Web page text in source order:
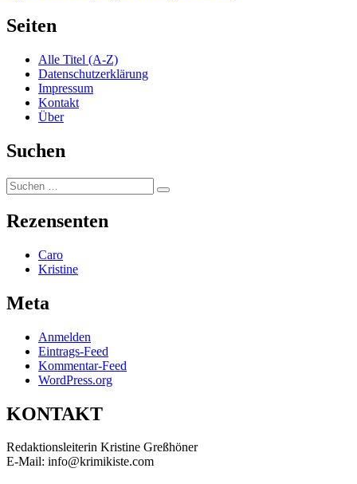
Seiten
Alle Titel (A-Z)
Datenschutzerklärung
Impressum
Kontakt
Über
Suchen
Suchen
nach:
Suchen
Rezensenten
Caro
Kristine
Meta
Anmelden
Eintrags-Feed
Kommentar-Feed
WordPress.org
KONTAKT
Redaktionsleiterin Kristine Greßhöner
E-Mail: info@krimikiste.com